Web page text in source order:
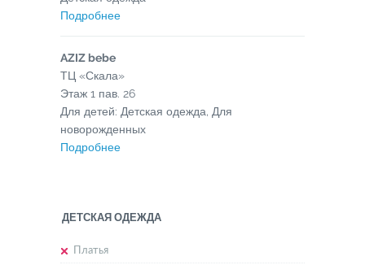
Подробнее
AZIZ bebe
ТЦ «Скала»
Этаж 1 пав. 26
Для детей: Детская одежда, Для
новорожденных
Подробнее
ДЕТСКАЯ ОДЕЖДА
Платья